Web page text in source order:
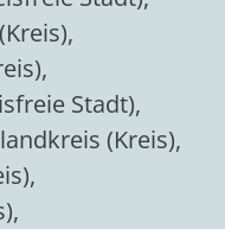
,
,
Stadt),
(Kreis),
,
,